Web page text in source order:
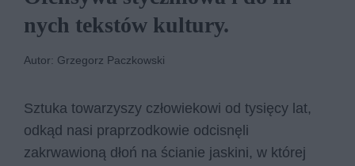
nych tek­stów kul­tu­ry.
Autor: Grzegorz Paczkowski
Sztuka towarzyszy człowiekowi od tysięcy lat,
odkąd nasi praprzodkowie odcisnęli
zakrwawioną dłoń na ścianie jaskini, w której